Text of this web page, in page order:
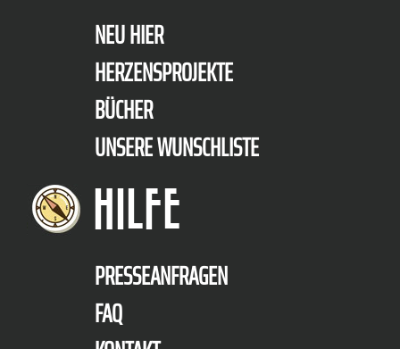
NEU HIER
HERZENSPROJEKTE
BÜCHER
UNSERE WUNSCHLISTE
HILFE
PRESSEANFRAGEN
FAQ